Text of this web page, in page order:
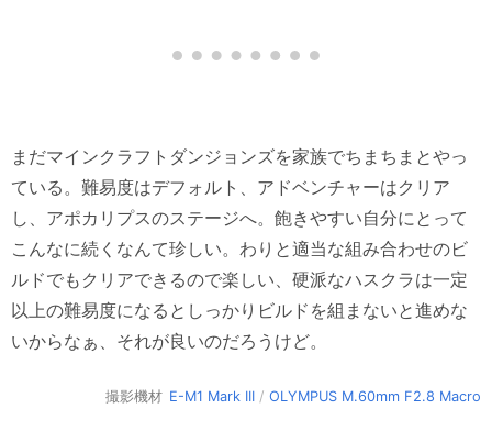
まだマインクラフトダンジョンズを家族でちまちまとやっ
ている。難易度はデフォルト、アドベンチャーはクリア
し、アポカリプスのステージへ。飽きやすい自分にとって
こんなに続くなんて珍しい。わりと適当な組み合わせのビ
ルドでもクリアできるので楽しい、硬派なハスクラは一定
以上の難易度になるとしっかりビルドを組まないと進めな
いからなぁ、それが良いのだろうけど。
撮影機材 E-M1 Mark III / OLYMPUS M.60mm F2.8 Macro